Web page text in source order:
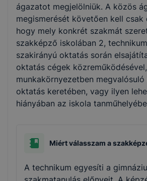
ágazatot megjelölniük. A közös
megismerését követően kell csak
hogy mely konkrét szakmát
szakképző iskolában 2,
szakirányú oktatás során
oktatás cégek
munkakörnyezetben megvalósuló
oktatás keretében, vagy ilyen
hiányában az iskola
Miért válasszam a
A technikum egyesíti a